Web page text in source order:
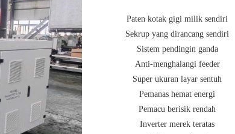
Paten kotak gigi milik sendiri
Sekrup yang dirancang sendiri
Sistem pendingin ganda
Anti-menghalangi feeder
Super ukuran layar sentuh
Pemanas hemat energi
Pemacu berisik rendah
Inverter merek teratas